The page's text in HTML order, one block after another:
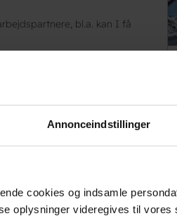
Annonceindstillinger
cookies og indsamle
oplysninger videregives til vores
bl.a. kan I få